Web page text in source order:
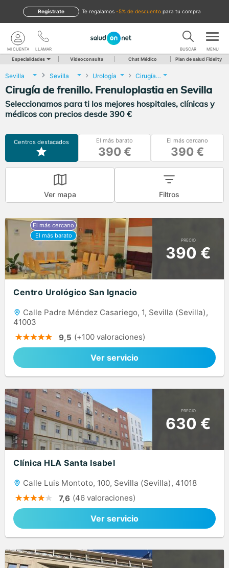
te regalamos -5% de descuento para tu compra
Regístrate
LLAMAR
MI CUENTA BUSCAR MENU
Especialidades Videoconsulta Chat Médico Plan de salud Fidelity
Sevilla Sevilla Urología Cirugía de frenillo. Frenuloplastia
Cirugía de frenillo. Frenuloplastia en Sevilla
Seleccionamos para ti los mejores hospitales, clínicas y
médicos con precios desde 390 €
Centros destacados El más barato
390 €
El más cercano
390 €
Ver mapa Filtros
PRECIO
390 €
Centro Urológico San Ignacio
Calle Padre Méndez Casariego, 1, Sevilla (Sevilla),
41003
9,5 (+100 valoraciones)
Ver servicio
PRECIO
630 €
Clínica HLA Santa Isabel
Calle Luis Montoto, 100, Sevilla (Sevilla), 41018
7,6 (46 valoraciones)
Ver servicio